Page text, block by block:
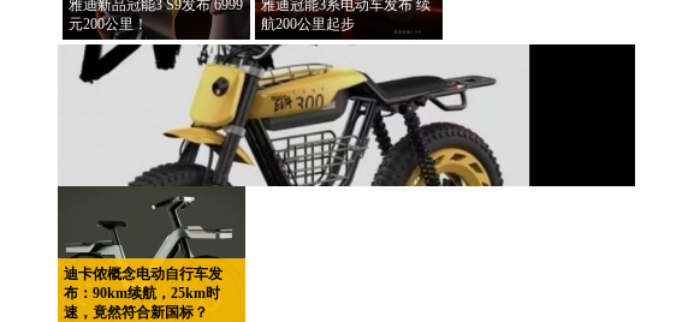
雅迪新品冠能3 S9发布 6999
元200公里！
雅迪冠能3系电动车发布 续
航200公里起步
迪卡侬概念电动自行车发
布：90km续航，25km时
速，竟然符合新国标？